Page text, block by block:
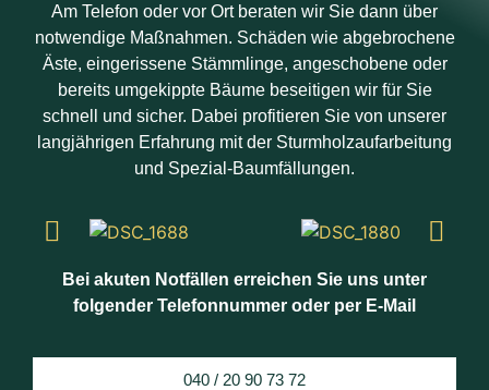
Am Telefon oder vor Ort beraten wir Sie dann über
notwendige Maßnahmen. Schäden wie abgebrochene
Äste, eingerissene Stämmlinge, angeschobene oder
bereits umgekippte Bäume beseitigen wir für Sie
schnell und sicher. Dabei profitieren Sie von unserer
langjährigen Erfahrung mit der Sturmholzaufarbeitung
und Spezial-Baumfällungen.
Bei akuten Notfällen erreichen Sie uns unter
folgender Telefonnummer oder per E-Mail
040 / 20 90 73 72